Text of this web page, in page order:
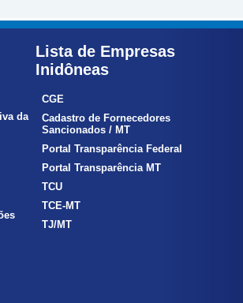
da
Lista de Empresas
Inidôneas
CGE
Cadastro de Fornecedores
Sancionados / MT
Portal Transparência Federal
Portal Transparência MT
TCU
TCE-MT
TJ/MT